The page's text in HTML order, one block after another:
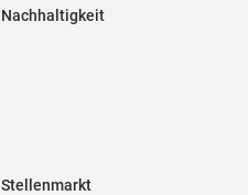
Nachhaltigkeit
Stellenmarkt